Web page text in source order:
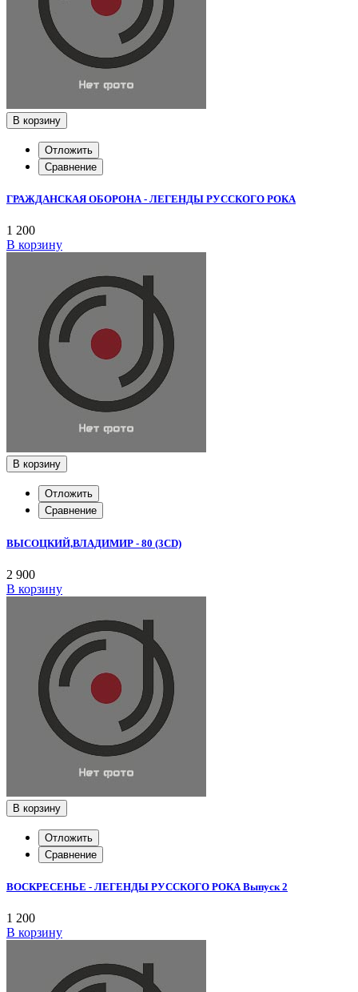
В корзину
Отложить
Сравнение
ГРАЖДАНСКАЯ ОБОРОНА - ЛЕГЕНДЫ РУССКОГО РОКА
1 200
В корзину
В корзину
Отложить
Сравнение
ВЫСОЦКИЙ,ВЛАДИМИР - 80 (3CD)
2 900
В корзину
В корзину
Отложить
Сравнение
ВОСКРЕСЕНЬЕ - ЛЕГЕНДЫ РУССКОГО РОКА Выпуск 2
1 200
В корзину